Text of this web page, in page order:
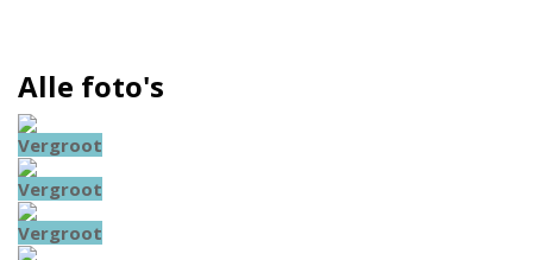
Alle foto's
Vergroot
Vergroot
Vergroot